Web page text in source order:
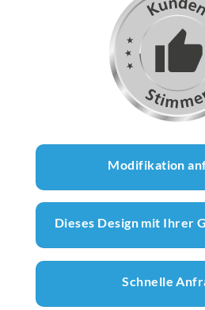
Modifikation
Dieses Design mit Ihrer
Schnelle